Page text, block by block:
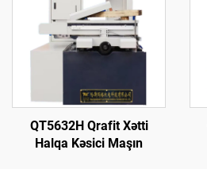
QT5632H Qrafit Xətti
Halqa Kəsici Maşın